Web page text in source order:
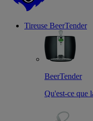
Tireuse BeerTender
BeerTender
Qu'est-ce que